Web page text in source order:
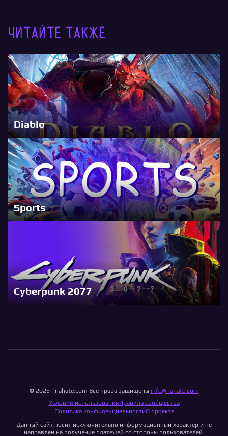
Читайте также
Diablo
Sports
Cyberpunk 2077
© 2026 - nahate.com Все права защищены info@nahate.com
Условия использованияПравила сообщества
Политика конфиденциальностиО проекте
Данный сайт носит исключительно информационный характер и не
направлен на получение платежей со стороны пользователей.